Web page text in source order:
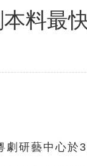
料最
劇研藝中心於